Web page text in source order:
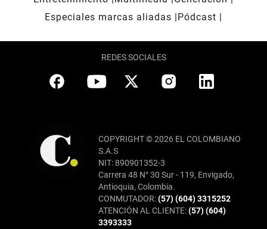
Especiales marcas aliadas
Pódcast
REDES SOCIALES
COPYRIGHT © 2026 EL COLOMBIANO
S.A.S
NIT: 890901352-3
Carrera 48 N° 30 Sur - 119, Envigado,
Antioquia, Colombia.
CONMUTADOR:(57) (604) 3315252
ATENCIÓN AL CLIENTE:(57) (604)
3393333